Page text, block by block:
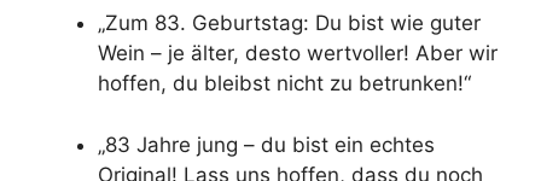
„Zum 83. Geburtstag: Du bist wie guter
Wein – je älter, desto wertvoller! Aber wir
hoffen, du bleibst nicht zu betrunken!“
„83 Jahre jung – du bist ein echtes
Original! Lass uns hoffen, dass du noch